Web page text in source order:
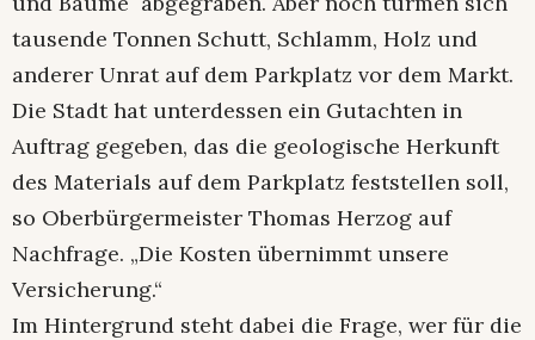
tausende Tonnen Schutt, Schlamm, Holz und
anderer Unrat auf dem Parkplatz vor dem Markt.
Die Stadt hat unterdessen ein Gutachten in
Auftrag gegeben, das die geologische Herkunft
des Materials auf dem Parkplatz feststellen soll,
so Oberbürgermeister Thomas Herzog auf
Nachfrage. „Die Kosten übernimmt unsere
Versicherung.“
Im Hintergrund steht dabei die Frage, wer für die